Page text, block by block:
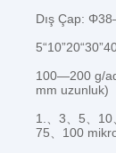
Dış Çap:
100—200 g/
mm uzunluk)
1.、3、5、10
75、100